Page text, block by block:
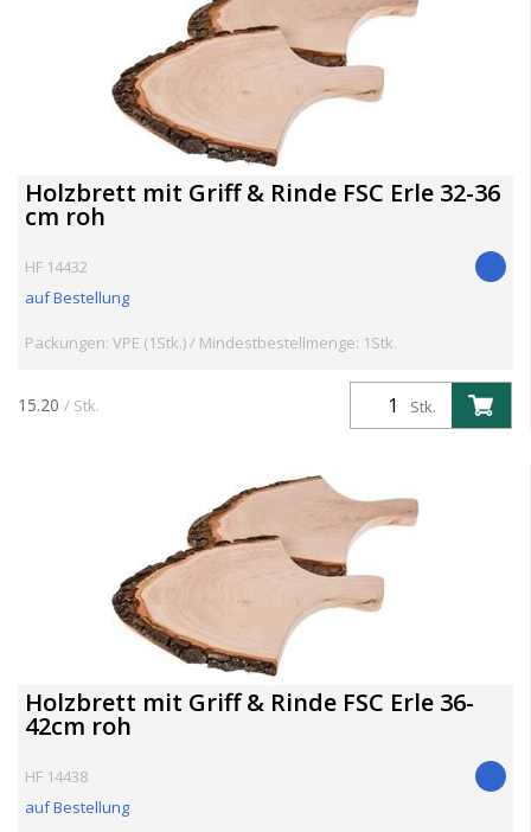
Holzbrett mit Griff & Rinde FSC Erle 32-36
cm roh
HF 14432
auf Bestellung
Packungen: VPE (1Stk.) / Mindestbestellmenge: 1Stk.
Stk.
15.20 / Stk.
Holzbrett mit Griff & Rinde FSC Erle 36-
42cm roh
HF 14438
auf Bestellung